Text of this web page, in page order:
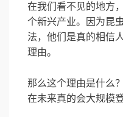
在我们看不见的地方
个新兴产业。因为昆
法，他们是真的相信
理由。
那么这个理由是什么
在未来真的会大规模